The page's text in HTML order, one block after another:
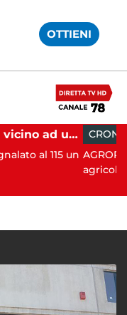
OTTIENI
CRONACA 15:35
Un 71enne